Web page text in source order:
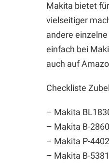
Makita bietet
vielseitiger
andere
einfach bei
auch auf
Checkliste
– Makita
– Makita B-
– Makita P-
– Makita B-